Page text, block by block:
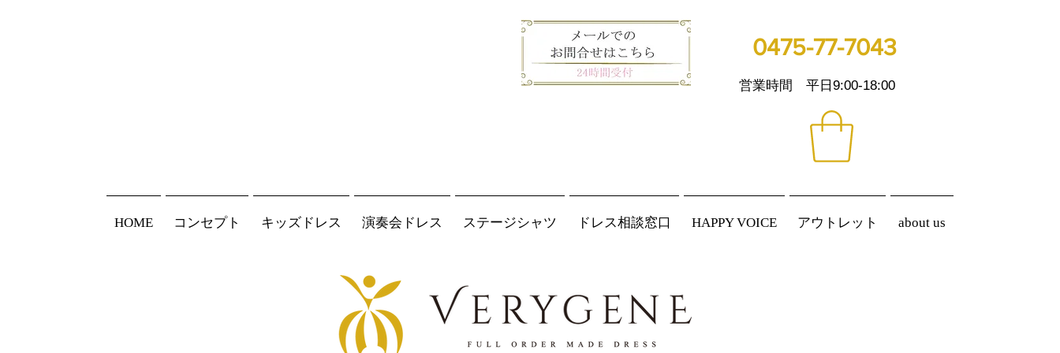
0475-77-7043
営業時間 平日9:00-18:00
HOME コンセプト キッズドレス 演奏会ドレス ステージシャツ ドレス相談窓口 HAPPY VOICE アウトレット about us